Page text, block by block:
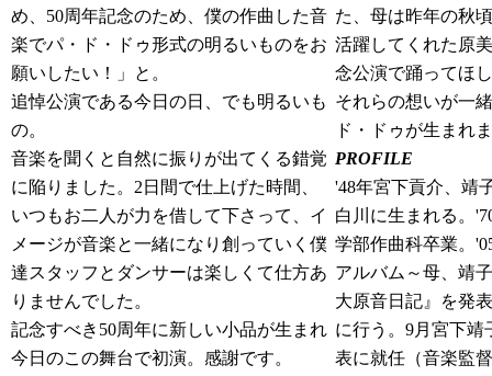
め、50周年記念のため、僕の作曲した音
楽でパ・ド・ドゥ形式の明るいものをお
願いしたい！」と。
追悼公演である今日の日、でも明るいも
の。
音楽を聞くと自然に振りが出てくる錯覚
に陥りました。2日間で仕上げた時間、
いつもお二人が力を借して下さって、イ
メージが音楽と一緒になり創っていく僕
達スタッフとダンサーは楽しくて仕方あ
りませんでした。
記念すべき50周年に新しい小品が生まれ
今日のこの舞台で初演。感謝です。
た、母は昨年の秋
活躍してくれた原
念公演で踊ってほ
それらの想いが一
ド・ドゥが生まれ
PROFILE
'48年宮下貢介、靖
白川に生まれる。
学部作曲科卒業。
アルバム～母、靖
大原音日記』を発
に行う。9月宮下靖
表に就任（音楽監